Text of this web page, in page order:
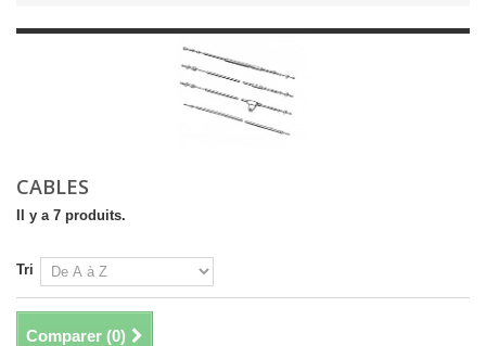
CABLES
Il y a 7 produits.
Tri
Comparer (0)